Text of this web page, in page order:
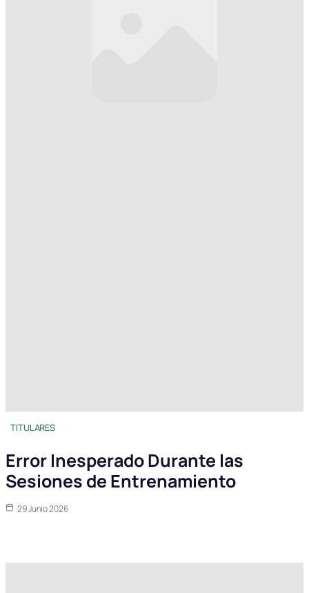
TITULARES
Error Inesperado Durante las
Sesiones de Entrenamiento
29 Junio 2026